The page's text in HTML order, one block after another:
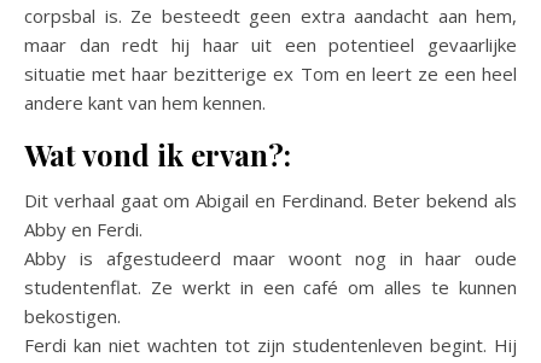
corpsbal is. Ze besteedt geen extra aandacht aan hem,
maar dan redt hij haar uit een potentieel gevaarlijke
situatie met haar bezitterige ex Tom en leert ze een heel
andere kant van hem kennen.
Wat vond ik ervan?:
Dit verhaal gaat om Abigail en Ferdinand. Beter bekend als
Abby en Ferdi.
Abby is afgestudeerd maar woont nog in haar oude
studentenflat. Ze werkt in een café om alles te kunnen
bekostigen.
Ferdi kan niet wachten tot zijn studentenleven begint. Hij